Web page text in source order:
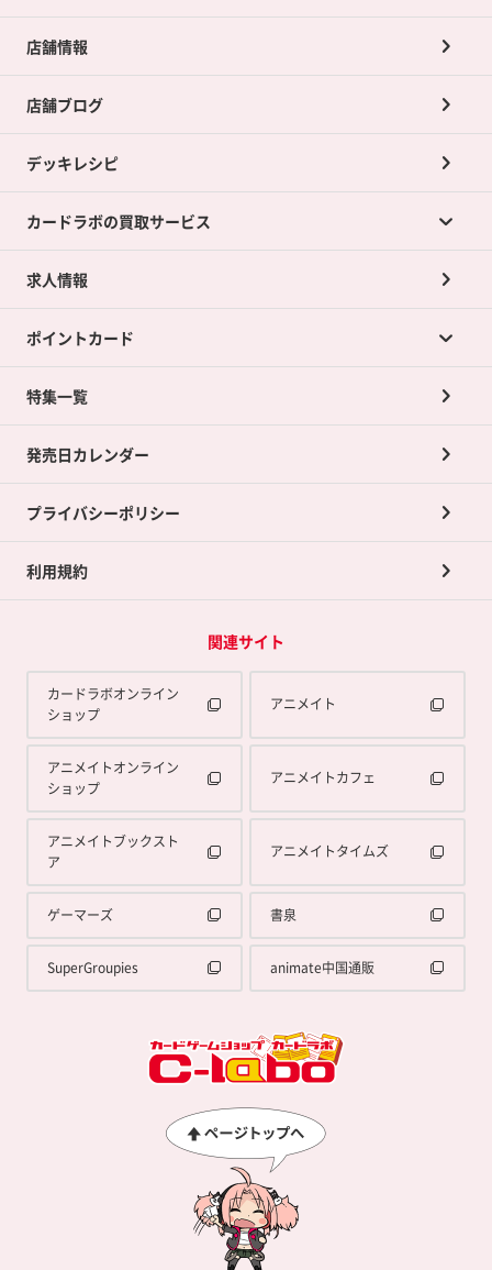
店舗情報
店舗ブログ
デッキレシピ
カードラボの買取サービス
カードラボの買取サービスTOP
店舗買取について
ネット買取について
買取承諾書について
求人情報
ポイントカード
ポイントカードTOP
ポイント交換景品
特集一覧
発売日カレンダー
プライバシーポリシー
利用規約
関連サイト
カードラボオンライン
ショップ
アニメイト
アニメイトオンライン
ショップ
アニメイトカフェ
アニメイトブックスト
ア
アニメイトタイムズ
ゲーマーズ 書泉
SuperGroupies animate中国通販